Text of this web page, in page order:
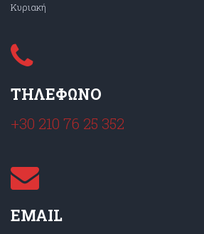
Κυριακή
ΤΗΛΕΦΩΝΟ
+30 210 76 25 352
EMAIL